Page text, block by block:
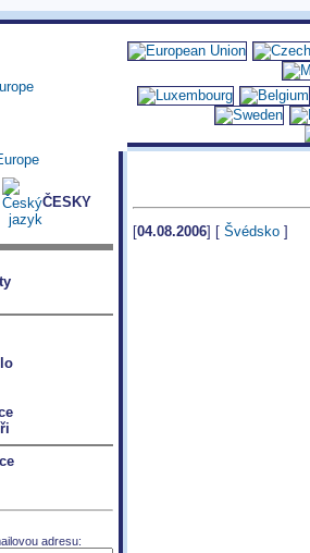
ČESKY
adresu:
[04.08.2006] [ Švédsko ]